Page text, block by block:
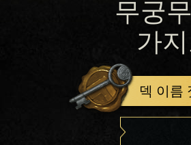
무궁
가
덱 이름